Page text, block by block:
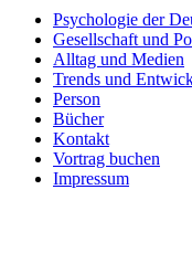
Psychologie der
Gesellschaft und
Alltag und Medien
Trends und
Person
Bücher
Kontakt
Vortrag buchen
Impressum